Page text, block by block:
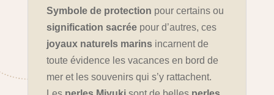
Symbole de protection pour certains ou
signification sacréepour d’autres, ces
joyaux naturels marinsincarnent de
toute évidence les vacances en bord de
mer et les souvenirs qui s’y rattachent.